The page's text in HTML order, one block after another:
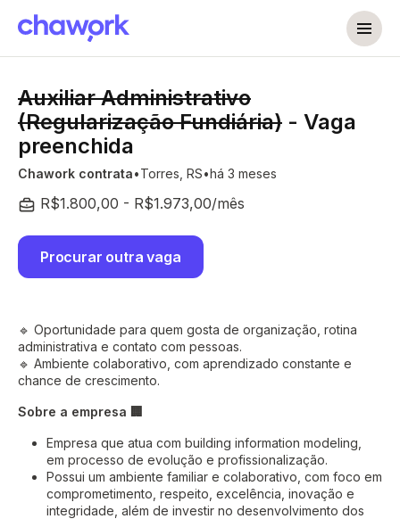
Auxiliar Administrativo
(Regularização Fundiária) - Vaga
preenchida
Chawork contrata Torres, RS há 3 meses
R$1.800,00 - R$1.973,00/mês
Procurar outra vaga
🔹 Oportunidade para quem gosta de organização, rotina
administrativa e contato com pessoas.
🔹 Ambiente colaborativo, com aprendizado constante e
chance de crescimento.
Sobre a empresa 🏢
Empresa que atua com building information modeling,
em processo de evolução e profissionalização.
Possui um ambiente familiar e colaborativo, com foco em
comprometimento, respeito, excelência, inovação e
integridade, além de investir no desenvolvimento dos